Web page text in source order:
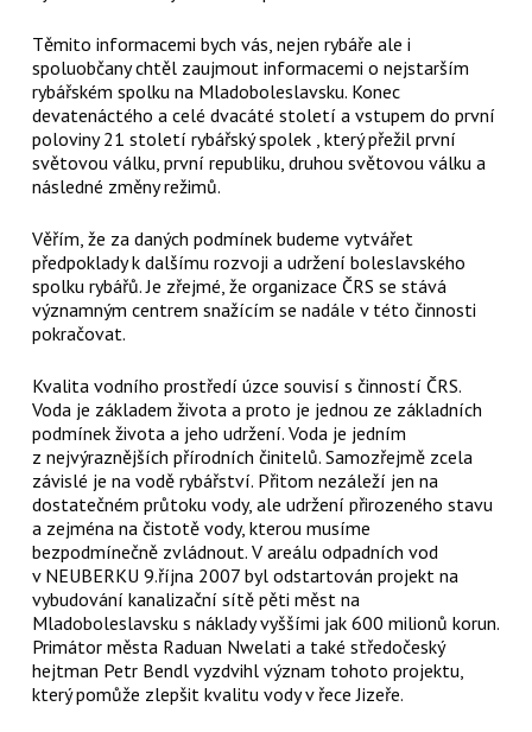
Těmito informacemi bych vás, nejen rybáře ale i
spoluobčany chtěl zaujmout informacemi o nejstarším
rybářském spolku na Mladoboleslavsku. Konec
devatenáctého a celé dvacáté století a vstupem do první
poloviny 21 století rybářský spolek , který přežil první
světovou válku, první republiku, druhou světovou válku a
následné změny režimů.
Věřím, že za daných podmínek budeme vytvářet
předpoklady k dalšímu rozvoji a udržení boleslavského
spolku rybářů. Je zřejmé, že organizace ČRS se stává
významným centrem snažícím se nadále v této činnosti
pokračovat.
Kvalita vodního prostředí úzce souvisí s činností ČRS.
Voda je základem života a proto je jednou ze základních
podmínek života a jeho udržení. Voda je jedním
z nejvýraznějších přírodních činitelů. Samozřejmě zcela
závislé je na vodě rybářství. Přitom nezáleží jen na
dostatečném průtoku vody, ale udržení přirozeného stavu
a zejména na čistotě vody, kterou musíme
bezpodmínečně zvládnout. V areálu odpadních vod
v NEUBERKU 9.října 2007 byl odstartován projekt na
vybudování kanalizační sítě pěti měst na
Mladoboleslavsku s náklady vyššími jak 600 milionů korun.
Primátor města Raduan Nwelati a také středočeský
hejtman Petr Bendl vyzdvihl význam tohoto projektu,
který pomůže zlepšit kvalitu vody v řece Jizeře.